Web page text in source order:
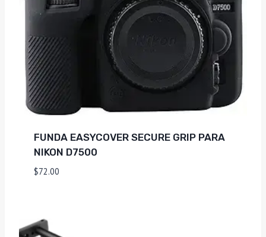
FUNDA EASYCOVER SECURE GRIP PARA
NIKON D7500
$72.00